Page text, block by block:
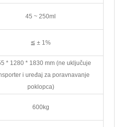
45 ~ 250ml
≦ ± 1%
* 1280 * 1830 mm (ne uključuje
i uređaj za poravnavanje
poklopca)
600kg